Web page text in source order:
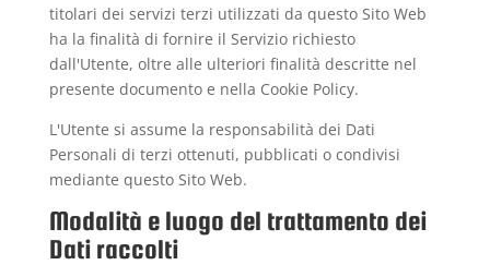
titolari dei servizi terzi utilizzati da questo Sito Web
ha la finalità di fornire il Servizio richiesto
dall'Utente, oltre alle ulteriori finalità descritte nel
presente documento e nella Cookie Policy.
L'Utente si assume la responsabilità dei Dati
Personali di terzi ottenuti, pubblicati o condivisi
mediante questo Sito Web.
Modalità e luogo del trattamento dei
Dati raccolti